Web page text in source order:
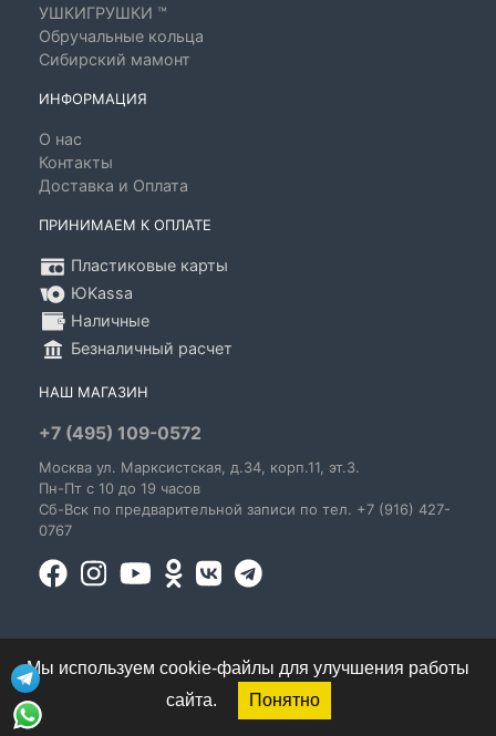
УШКИГРУШКИ ™
Обручальные кольца
Сибирский мамонт
ИНФОРМАЦИЯ
О нас
Контакты
Доставка и Оплата
ПРИНИМАЕМ К ОПЛАТЕ
Пластиковые карты
ЮKassa
Наличные
Безналичный расчет
НАШ МАГАЗИН
+7 (495) 109-0572
Москва ул. Марксистская , д.34, корп.11, эт.3.
Пн-Пт c 10 до 19 часов
Сб-Вск по предварительной записи по тел. +7 (916) 427-
0767
© 1995-2026 GoldenBlues - информация о правах
Мы используем cookie-файлы для улучшения работы
сайта.
Понятно